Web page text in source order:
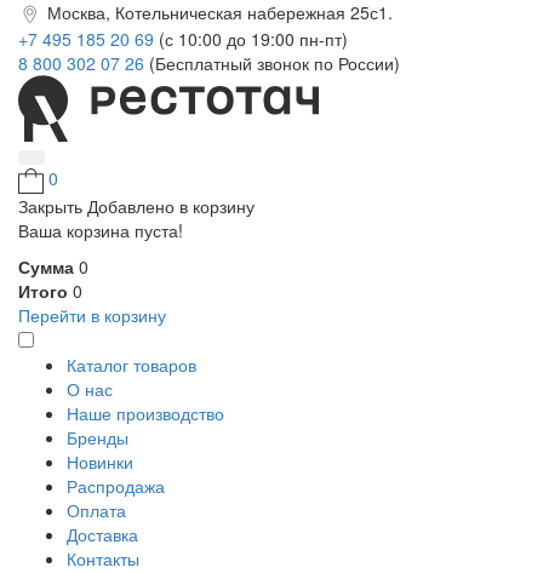
Москва, Котельническая набережная 25с1.
+7 495 185 20 69 (с 10:00 до 19:00 пн-пт)
8 800 302 07 26 (Бесплатный звонок по России)
0
Закрыть Добавлено в корзину
Ваша корзина пуста!
Сумма 0
Итого 0
Перейти в корзину
Каталог товаров
О нас
Наше производство
Бренды
Новинки
Распродажа
Оплата
Доставка
Контакты